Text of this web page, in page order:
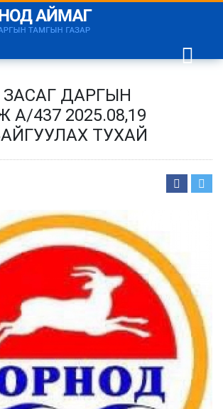
ДАРГЫН
437 2025.08,19
ТУХАЙ